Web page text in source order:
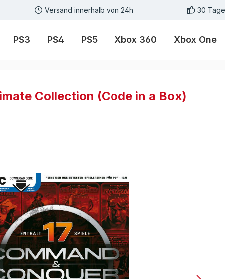
Versand innerhalb von 24h 30
PS3 PS4 PS5 Xbox 360 Xbox One
Collection (Code in a Box)